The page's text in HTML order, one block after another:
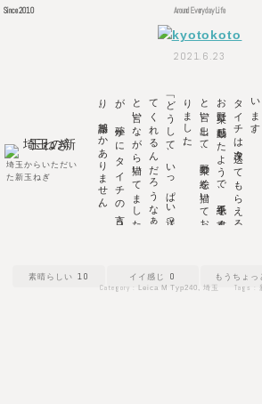
Since 2010 Around Everyday Life
2021.6.23
埼玉からいただい
た新玉ねぎ
。
タ
イ
チ
は
次々送っ
て
も
ら
え
る
お
野菜に
感動し
た
よ
う
で
、
手紙を
書く
と
言い
出し
て
、
野菜の
絵を
描い
て
お
り
ま
し
た
。
「ど
う
し
て
、
い
っ
ぱ
い
送っ
て
く
れ
る
ん
だ
ろ
う
な
ぁ
」
と
言い
な
が
ら
描い
て
ま
し
た
が
、
確
か
に
タ
イ
チ
の
言
う
通
り
。
感謝し
か
あ
り
ま
せ
ん
。
10 0
Category : Leica M Typ240 ,埼玉 Tags :